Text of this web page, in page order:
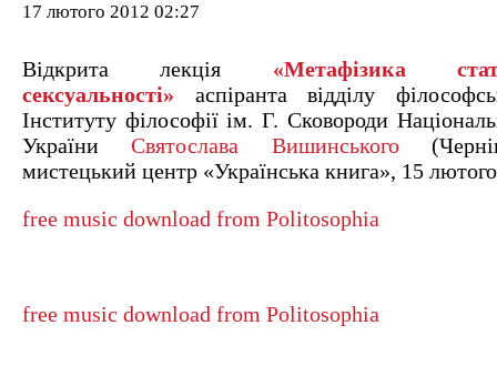
17 лютого 2012 02:27
Відкрита лекція «Метафізика
сексуальності» аспіранта відділу
Інституту філософії ім. Г. Сковороди
УкраїниСвятослава Вишинського
мистецький центр «Українська книга», 15
free music download from Politosophia
free music download from Politosophia